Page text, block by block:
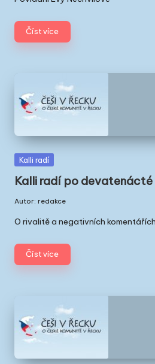
Číst více
Posted
Kalli radí
Kalli radí po devatenácté
by
Autor: redakce
O rivalitě a negativních komentářích
Číst více